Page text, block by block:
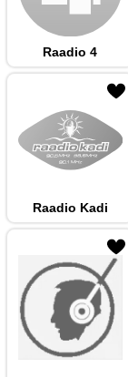
Raadio 4
Raadio Kadi